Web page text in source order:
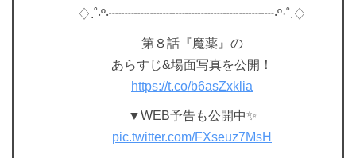
♢.˚‧º‧┈┈┈┈┈┈┈┈┈┈┈┈┈‧º·˚.♢
第８話『魔薬』の
あらすじ&場面写真を公開！
https://t.co/b6asZxklia
▼WEB予告も公開中✨
pic.twitter.com/FXseuz7MsH